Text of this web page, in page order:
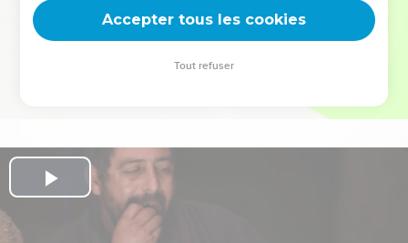
équipe, un groupe ou une famille, leur expérience est faite
Play
Accepter tous les cookies
Tout refuser